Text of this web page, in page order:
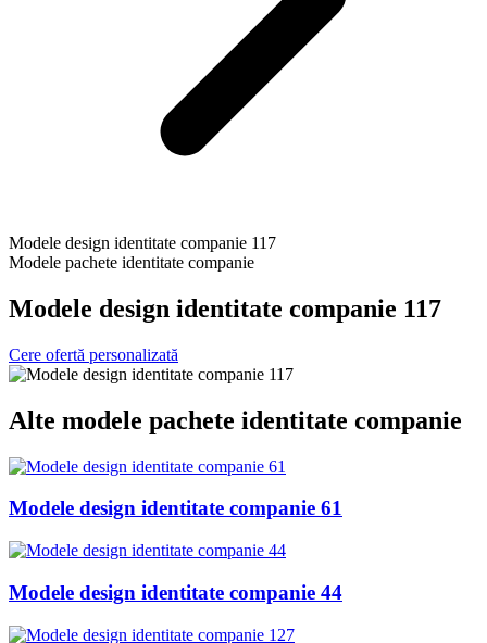
Modele design identitate companie 117
Modele pachete identitate companie
Modele design identitate companie 117
Cere ofertă personalizată
Alte modele pachete identitate companie
Modele design identitate companie 61
Modele design identitate companie 44